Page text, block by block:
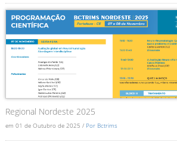
Regional Nordeste 2025
em 01 de Outubro de 2025 / Por Bctrims